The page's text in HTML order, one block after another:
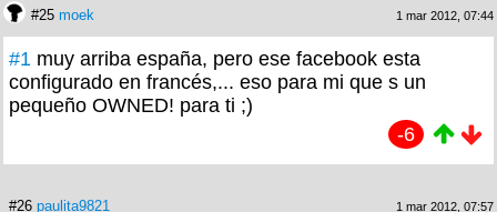
#25 moek 1 mar 2012, 07:44
#1 muy arriba españa, pero ese facebook esta
configurado en francés,... eso para mi que s un
pequeño OWNED! para ti ;)
-6
#26 paulita9821 1 mar 2012, 07:57